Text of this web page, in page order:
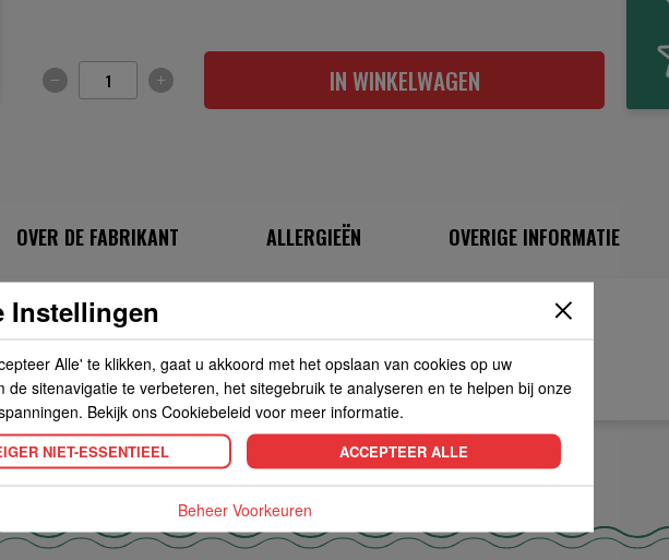
IN WINKELWAGEN
OVER DE FABRIKANT ALLERGIEËN OVERIGE INFORMATIE
Instellingen
Alle' te klikken, gaat u akkoord met het opslaan van cookies op uw
de sitenavigatie te verbeteren, het sitegebruik te analyseren en te helpen bij onze
Bekijk ons Cookiebeleid voor meer informatie.
NIET-ESSENTIEEL ACCEPTEER ALLE
Beheer Voorkeuren